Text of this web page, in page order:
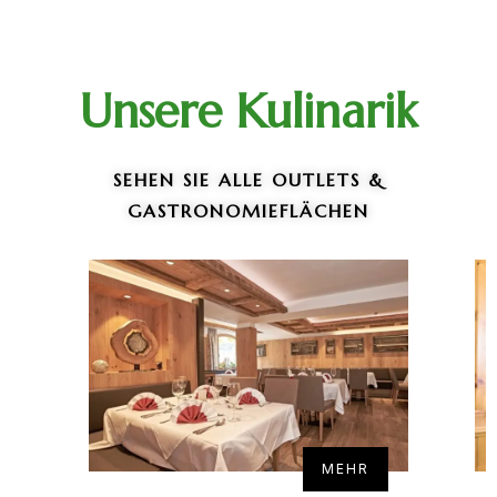
Unsere Kulinarik
SEHEN SIE ALLE OUTLETS &
GASTRONOMIEFLÄCHEN
MEHR
Buchen Kontakt